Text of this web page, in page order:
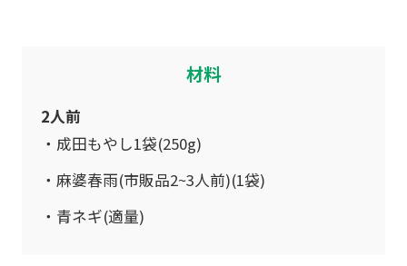
材料
2人前
成田もやし1袋(250g)
麻婆春雨(市販品2~3人前)(1袋)
青ネギ(適量)